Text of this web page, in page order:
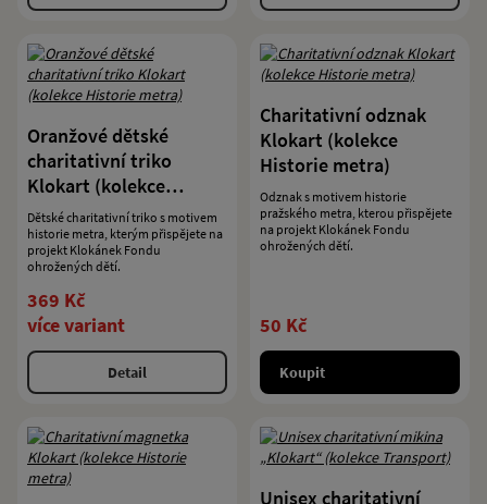
Oranžové dětské
charitativní triko
Klokart (kolekce
Historie metra)
Dětské charitativní triko s motivem
historie metra, kterým přispějete na
projekt Klokánek Fondu
ohrožených dětí.
369 Kč
více variant
Detail
Charitativní odznak
Klokart (kolekce
Historie metra)
Odznak s motivem historie
pražského metra, kterou přispějete
na projekt Klokánek Fondu
ohrožených dětí.
50 Kč
Koupit
Unisex charitativní